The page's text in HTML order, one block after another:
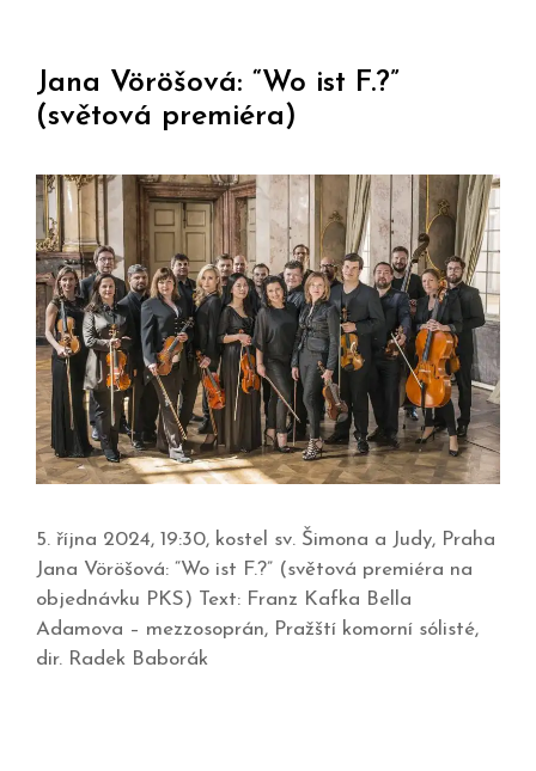
Jana Vöröšová: “Wo ist F.?”
(světová premiéra)
5. října 2024, 19:30, kostel sv. Šimona a Judy, Praha
Jana Vöröšová: “Wo ist F.?” (světová premiéra na
objednávku PKS) Text: Franz Kafka Bella
Adamova – mezzosoprán, Pražští komorní sólisté,
dir. Radek Baborák